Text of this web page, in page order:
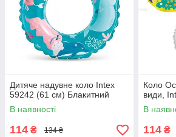
Дитяче надувне коло Intex
59242 (61 см) Блакитний
В наявності
114 ₴ 134 ₴
Коло
види,
В
114 ₴